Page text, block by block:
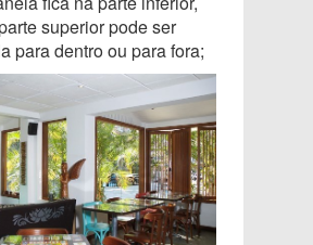
superior pode ser
para dentro ou para fora;